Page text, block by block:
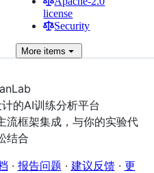
license
Security
More items
的AI训练分析平台
流框架集成，与你的实验代
结合
· 报告问题 · 建议反馈· 更